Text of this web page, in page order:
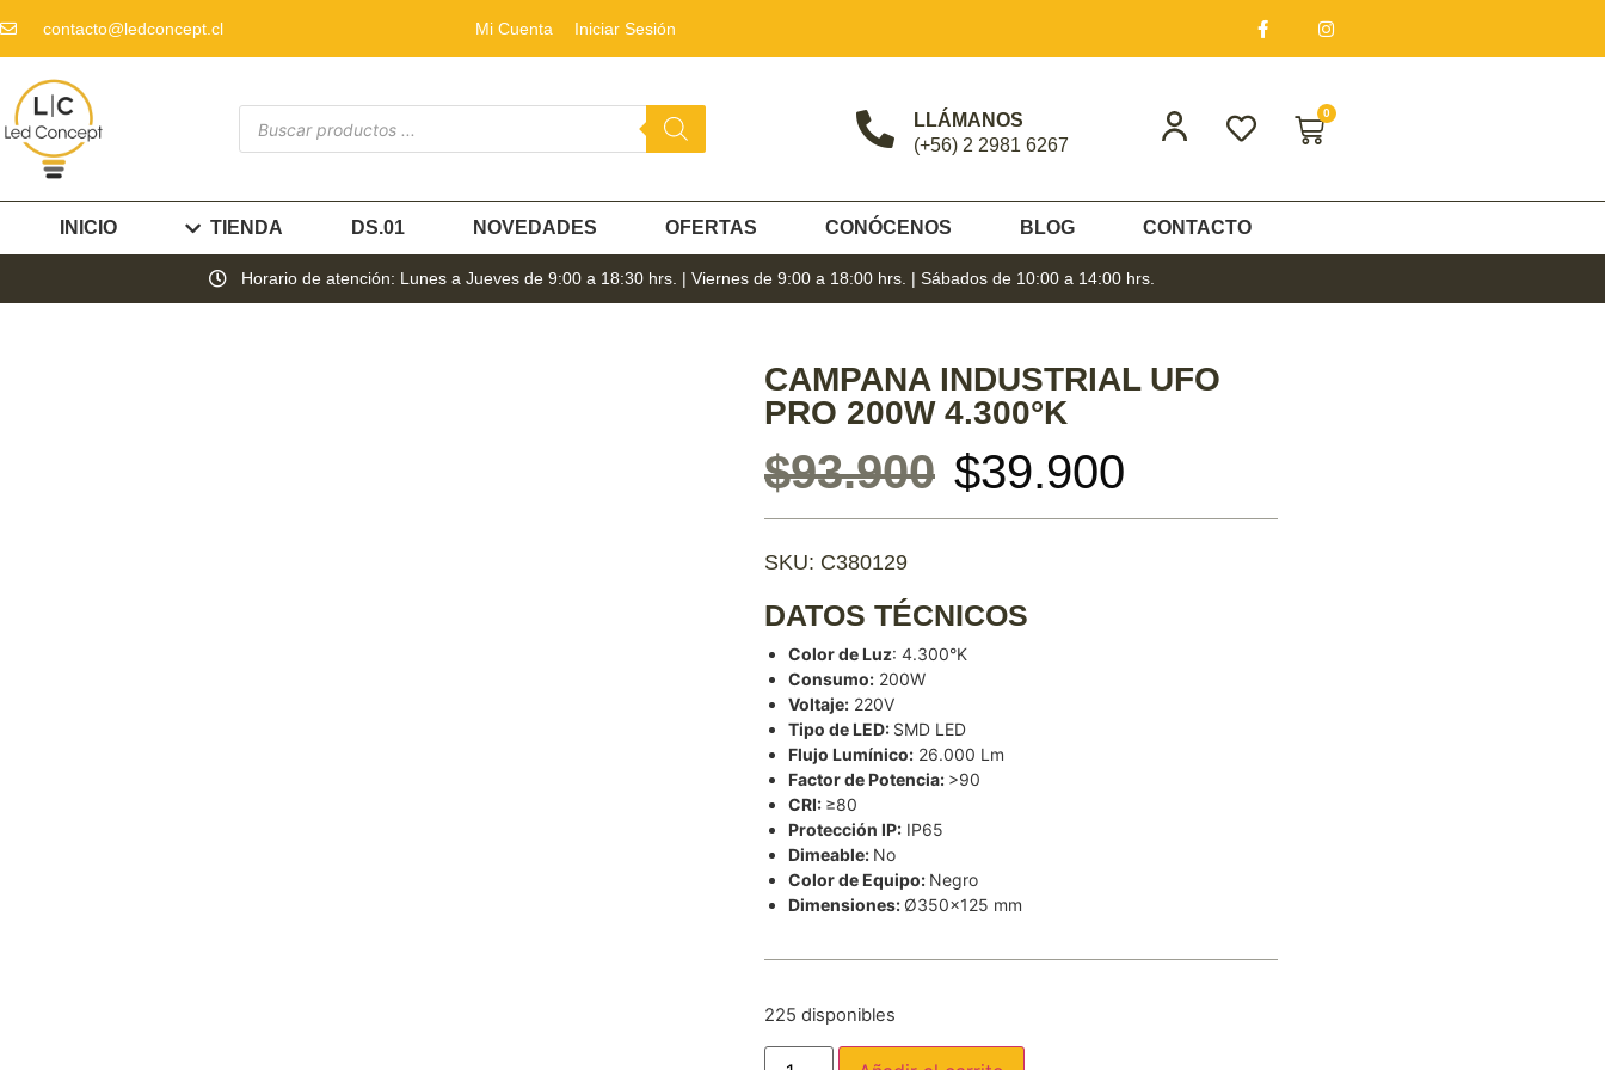
contacto@ledconcept.cl Mi Cuenta Iniciar Sesión
LLÁMANOS
(+56) 2 2981 6267
0
INICIO TIENDA DS.01 NOVEDADES OFERTAS CONÓCENOS BLOG CONTACTO
Horario de atención: Lunes a Jueves de 9:00 a 18:30 hrs. | Viernes de 9:00 a 18:00 hrs. | Sábados de 10:00 a 14:00 hrs.
CAMPANA INDUSTRIAL UFO
PRO 200W 4.300°K
$93.900 $39.900
SKU: C380129
DATOS TÉCNICOS
Color de Luz: 4.300°K
Consumo: 200W
Voltaje: 220V
Tipo de LED: SMD LED
Flujo Lumínico: 26.000 Lm
Factor de Potencia: >90
CRI: ≥80
Protección IP: IP65
Dimeable: No
Color de Equipo: Negro
Dimensiones: Ø350×125 mm
225 disponibles